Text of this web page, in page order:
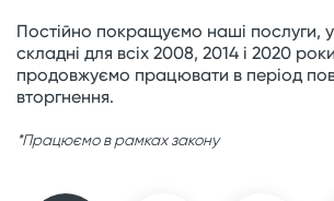
Постійно покращуємо наші послуги,
складні для всіх 2008, 2014 і 2020
продовжуємо працювати в період
вторгнення.
*Працюємо в рамках закону